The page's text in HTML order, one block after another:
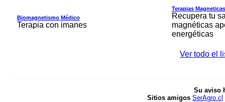
Biomagnetismo Médico
Terapia con imanes
Terapias
Recupera tu
magnéticas
energéticas
Ver todo el
Su aviso
Sitios amigos SerAgro.cl